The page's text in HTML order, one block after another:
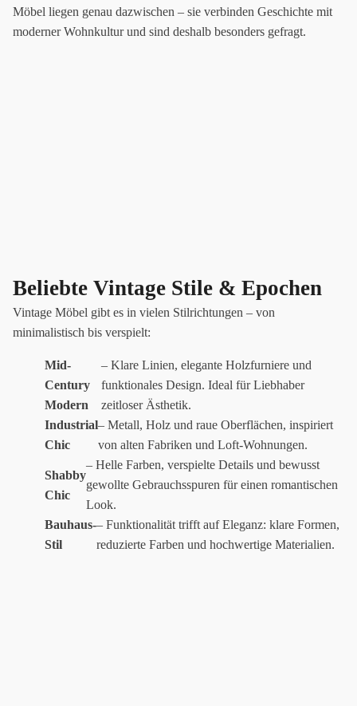
Möbel liegen genau dazwischen – sie verbinden Geschichte mit
moderner Wohnkultur und sind deshalb besonders gefragt.
Beliebte Vintage Stile & Epochen
Vintage Möbel gibt es in vielen Stilrichtungen – von
minimalistisch bis verspielt:
Mid-
Century
Modern
– Klare Linien, elegante Holzfurniere und
funktionales Design. Ideal für Liebhaber
zeitloser Ästhetik.
Industrial
Chic
– Metall, Holz und raue Oberflächen, inspiriert
von alten Fabriken und Loft-Wohnungen.
Shabby
Chic
– Helle Farben, verspielte Details und bewusst
gewollte Gebrauchsspuren für einen romantischen
Look.
Bauhaus-
Stil
– Funktionalität trifft auf Eleganz: klare Formen,
reduzierte Farben und hochwertige Materialien.